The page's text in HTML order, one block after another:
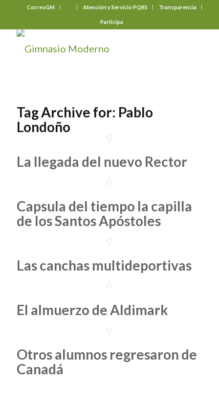
CorreoGM Atención y Servicio PQRS Transparencia
Participa
Tag Archive for: Pablo
Londoño
La llegada del nuevo Rector
Capsula del tiempo la capilla
de los Santos Apóstoles
Las canchas multideportivas
El almuerzo de Aldimark
Otros alumnos regresaron de
Canadá